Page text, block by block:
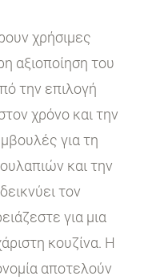
χρήσιμες
αξιοποίηση του
την επιλογή
χρόνο και την
για τη
και την
τον
για μια
κουζίνα. Η
αποτελούν